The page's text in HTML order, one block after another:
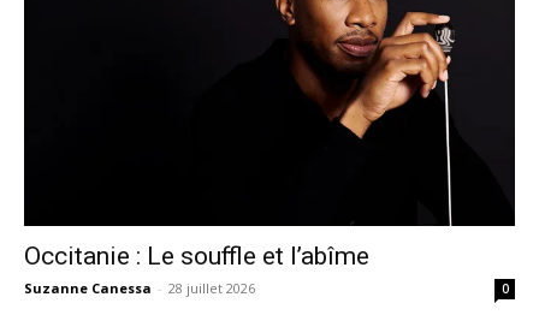
Occitanie : Le souffle et l’abîme
Suzanne Canessa - 28 juillet 2026 0